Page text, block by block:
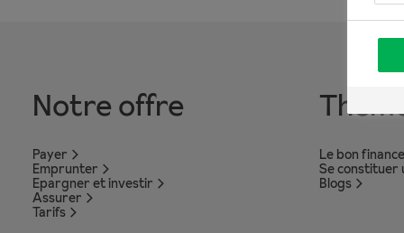
Notre offre
Payer
Emprunter
Epargner et investir
Assurer
Tarifs
Le bon
Se constituer
Blogs